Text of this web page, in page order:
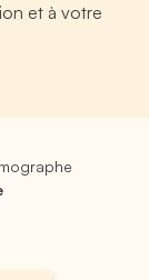
et à votre